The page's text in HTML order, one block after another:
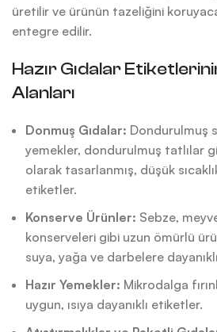
üretilir ve ürünün tazeliğini
entegre edilir.
Hazır Gıdalar
Alanları
Donmuş Gıdalar: Dondurulmuş
yemekler, dondurulmuş tatlılar
olarak tasarlanmış, düşük
etiketler.
Konserve Ürünler: Sebze,
konserveleri gibi uzun ömürlü
suya, yağa ve darbelere
Hazır Yemekler: Mikrodalga
uygun, ısıya dayanıklı etiketler.